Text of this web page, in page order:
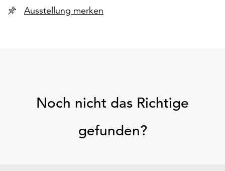
Ausstellung merken
Noch nicht das Richtige
gefunden?